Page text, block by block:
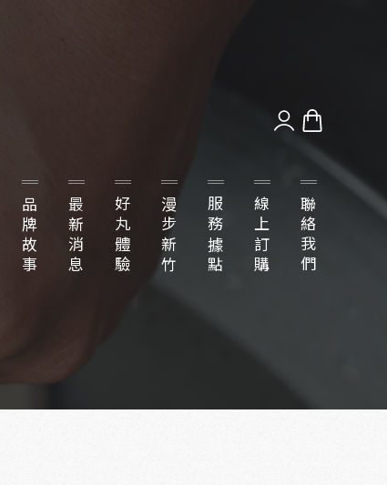
品牌故事 最新消息 好丸體驗 漫步新竹 服務據點 線上訂購 聯絡我們